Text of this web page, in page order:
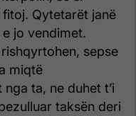
fitoj. Qytetarët janë
jo vendimet.
sepse
miqtë
ta, ne duhet t’i
taksën deri